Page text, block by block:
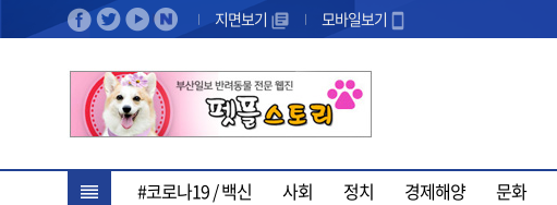
지면보기 모바일보기
#코로나19 / 백신 사회 정치 경제해양 문화